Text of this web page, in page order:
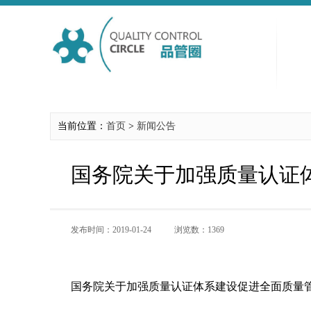
当前位置： 首页 > 新闻公告
国务院关于加强质量认
发布时间：2019-01-24 浏览数：1369
国务院关于加强质量认证体系建设促进全面质量